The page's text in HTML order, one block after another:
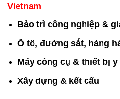
Vietnam
Bảo trì công nghiệp &
Ô tô, đường sắt, hàng
Máy công cụ & thiết bị y
Xây dựng & kết cấu